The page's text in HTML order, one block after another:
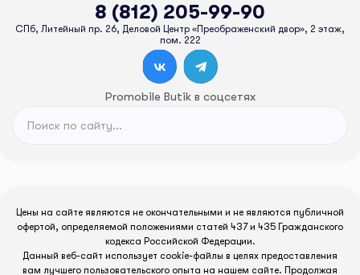
8 (812) 205-99-90
СПб, Литейный пр. 26, Деловой Центр «Преображенский двор», 2 этаж,
пом. 222
Promobile Butik в соцсетях
Цены на сайте являются не окончательными и не являются публичной
офертой, определяемой положениями статей 437 и 435 Гражданского
кодекса Российской Федерации.
Данный веб-сайт использует cookie-файлы в целях предоставления
вам лучшего пользовательского опыта на нашем сайте. Продолжая